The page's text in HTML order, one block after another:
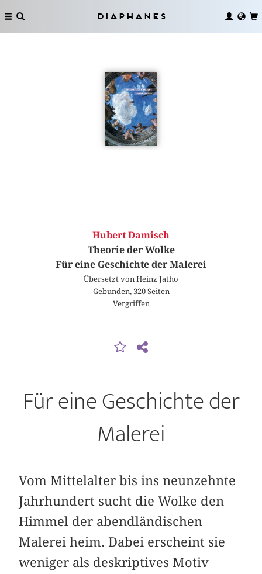
Diaphanes
Hubert Damisch
Theorie der Wolke
Für eine Geschichte der Malerei
Übersetzt von Heinz Jatho
Gebunden, 320 Seiten
Vergriffen
Für eine Geschichte der
Malerei
Vom Mittelalter bis ins neunzehnte
Jahrhundert sucht die Wolke den
Himmel der abendländischen
Malerei heim. Dabei erscheint sie
weniger als deskriptives Motiv